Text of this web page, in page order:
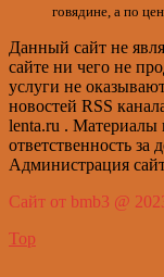
говядине, а по
Данный сайт не
сайте ни чего не
услуги не
новостей RSS
lenta.ru . Материалы
ответственность за
Администрация
Сайт от bmb3 @
Top